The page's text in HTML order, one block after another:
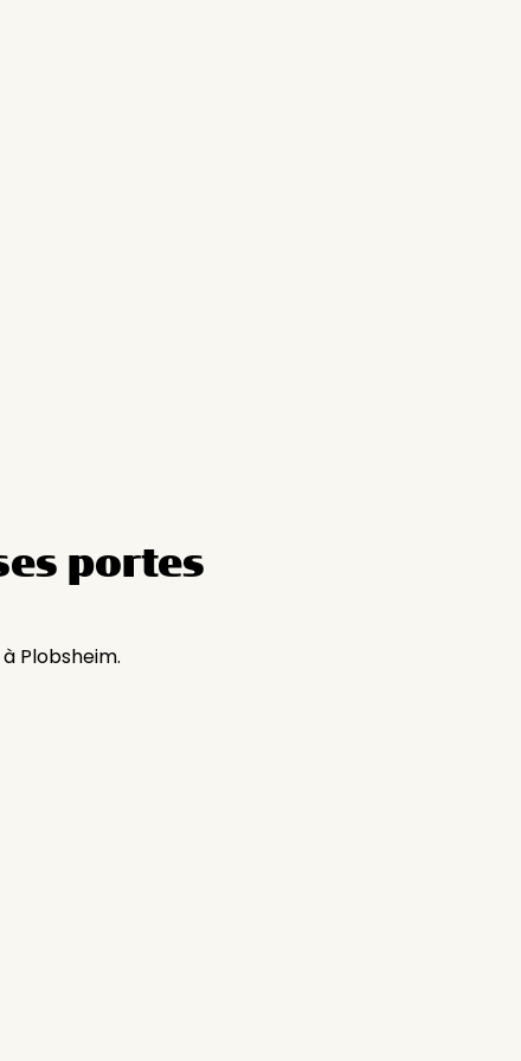
portes
Plobsheim.